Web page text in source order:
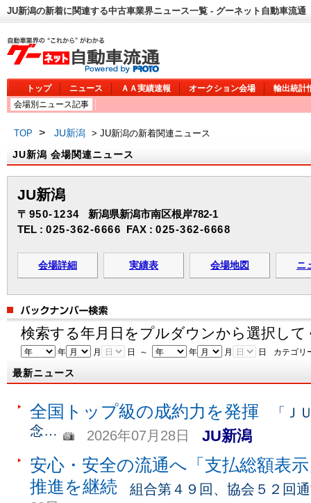
JU新潟の新着に関連する中古車業界ニュース一覧 - グーネット自動車流通
トップ ニュース ＡＡ実績速報 オークション会場
輸出統計
会場別ニュース記事
TOP > JU新潟 > JU新潟の新着関連ニュース
JU新潟 会場関連ニュース
JU新潟
〒950-1234 新潟県新潟市南区根岸782-1
TEL : 025-362-6666 FAX :025-362-6668
会場詳細 実績表 会場地図 ニ
検索する年月日をプルダウンから選択して
年 月 日 ～ 年 月 日 カテゴリ
最新ニュース
全国トップ級の成約力を発揮 「Ｊ
念… 2026年07月28日 JU新潟
安心・安全の流通へ「支払総額表
推進を継続 組合第４９回、協会５２回